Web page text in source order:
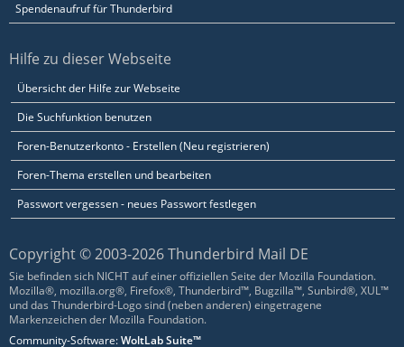
Spendenaufruf für Thunderbird
Hilfe zu dieser Webseite
Übersicht der Hilfe zur Webseite
Die Suchfunktion benutzen
Foren-Benutzerkonto - Erstellen (Neu registrieren)
Foren-Thema erstellen und bearbeiten
Passwort vergessen - neues Passwort festlegen
Copyright © 2003-2026 Thunderbird Mail DE
Sie befinden sich NICHT auf einer offiziellen Seite der Mozilla Foundation.
Mozilla®, mozilla.org®, Firefox®, Thunderbird™, Bugzilla™, Sunbird®, XUL™
und das Thunderbird-Logo sind (neben anderen) eingetragene
Markenzeichen der Mozilla Foundation.
Community-Software:WoltLab Suite™